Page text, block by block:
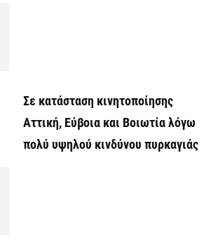
Σε κατάσταση κινητοποίησης
Αττική, Εύβοια και Βοιωτία λόγω
πολύ υψηλού κινδύνου πυρκαγιάς